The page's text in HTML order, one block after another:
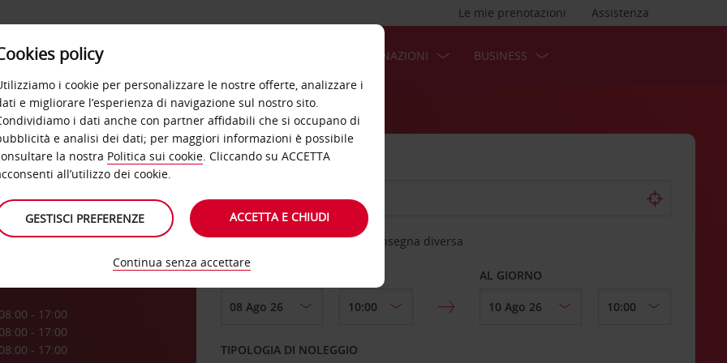
Assistenza
Le mie prenotazioni
OFFERTE DESTINAZIONI BUSINESS
08:00 - 17:00
08:00 - 17:00
08:00 - 17:00
Scegli una località di riconsegna diversa
DAL GIORNO AL GIORNO
TIPOLOGIA DI NOLEGGIO
policy
i cookie per personalizzare le nostre offerte, analizzare i
e migliorare l’esperienza di navigazione sul nostro sito.
i dati anche con partner affidabili che si occupano di
e analisi dei dati; per maggiori informazioni è possibile
la nostra Politica sui cookie. Cliccando su ACCETTA
all’utilizzo dei cookie.
GESTISCI PREFERENZE ACCETTA E CHIUDI
Continua senza accettare